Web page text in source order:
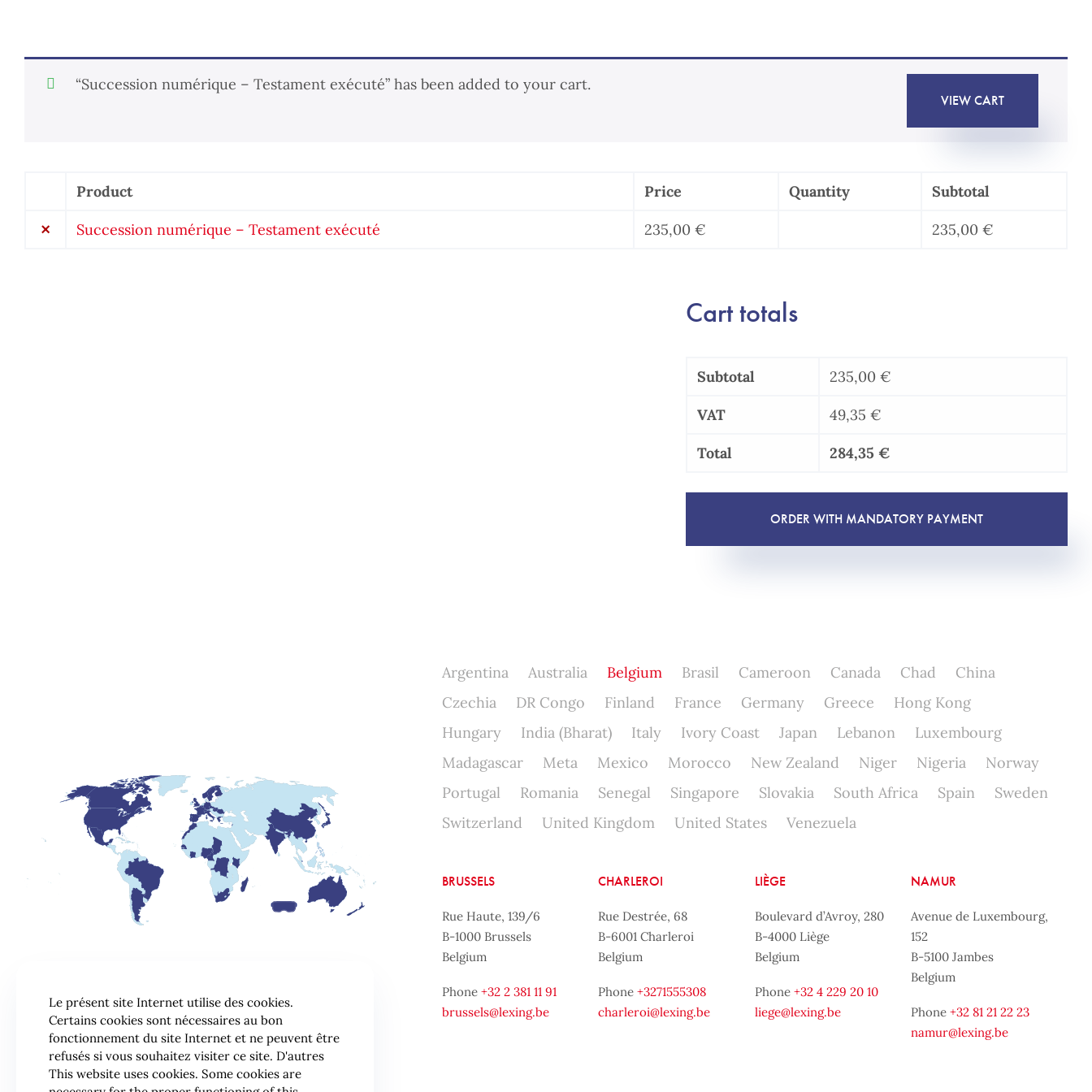
“Succession numérique – Testament exécuté” has been added to your cart.
VIEW CART
Remove
item
Product Price Quantity Subtotal
× Succession numérique – Testament exécuté 235,00 €
exécuté
235,00 €
Cart totals
Subtotal 235,00 €
VAT 49,35 €
Total 284,35 €
ORDER WITH MANDATORY PAYMENT
Argentina Australia Belgium Brasil Cameroon Canada Chad
China
Czechia
DR Congo Finland France Germany Greece
Hong Kong
Hungary
India (Bharat) Italy Ivory Coast Japan Lebanon
Luxembourg
Madagascar
Meta Mexico Morocco New Zealand Niger Nigeria
Norway
Portugal
Romania Senegal Singapore Slovakia South Africa Spain
Sweden
Switzerland
United Kingdom United States Venezuela
BRUSSELS
Rue Haute, 139/6
B-1000 Brussels
Belgium
Phone +32 2 381 11 91
brussels@lexing.be
CHARLEROI
Rue Destrée, 68
B-6001 Charleroi
Belgium
Phone+3271555308
charleroi@lexing.be
LIÈGE
Boulevard d’Avroy, 280
B-4000 Liège
Belgium
Phone +32 4 229 20 10
liege@lexing.be
NAMUR
Avenue de Luxembourg,
152
B-5100 Jambes
Belgium
Phone+32 81 21 22 23
namur@lexing.be
Le présent site Internet utilise des cookies.
Certains cookies sont nécessaires au bon
fonctionnement du site Internet et ne peuvent être
refusés si vous souhaitez visiter ce site. D'autres
This website uses cookies. Some cookies are